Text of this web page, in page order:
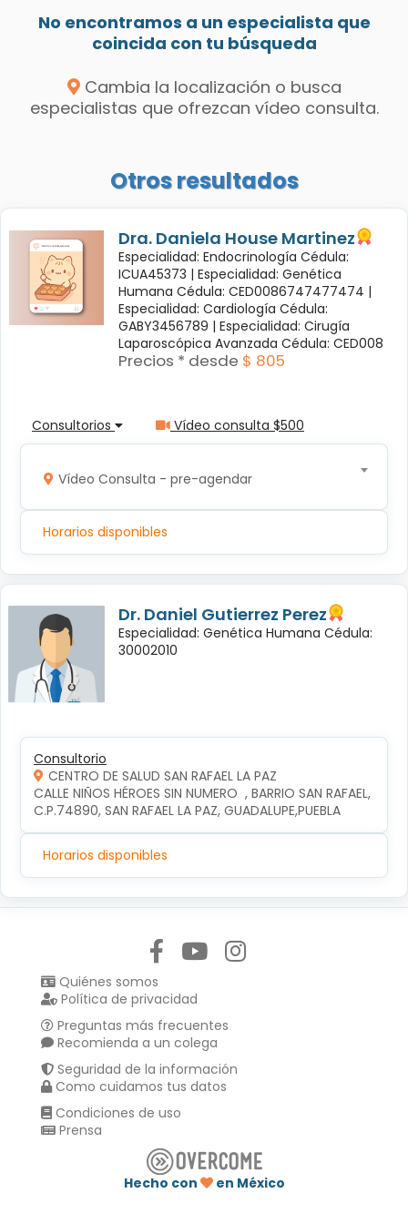
No encontramos a un especialista que
coincida con tu búsqueda
Cambia la localización o busca
especialistas que ofrezcan vídeo consulta.
Otros resultados
Dra. Daniela House Martinez
Especialidad: Endocrinología Cédula:
ICUA45373 | Especialidad: Genética
Humana Cédula: CED0086747477474 |
Especialidad: Cardiología Cédula:
GABY3456789 | Especialidad: Cirugía
Laparoscópica Avanzada Cédula: CED008
Precios * desde $ 805
Consultorios Vídeo consulta $500
Vídeo Consulta - pre-agendar
Horarios disponibles
Dr. Daniel Gutierrez Perez
Especialidad: Genética Humana Cédula:
30002010
Consultorio
CENTRO DE SALUD SAN RAFAEL LA PAZ
CALLE NIÑOS HÉROES SIN NUMERO  , BARRIO SAN RAFAEL,
C.P.74890, SAN RAFAEL LA PAZ, GUADALUPE,PUEBLA
Horarios disponibles
Quiénes somos
Política de privacidad
Preguntas más frecuentes
Recomienda a un colega
Seguridad de la información
Como cuidamos tus datos
Condiciones de uso
Prensa
Hecho con
en México